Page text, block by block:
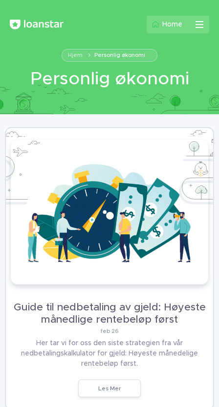
Home
Hjem Personlig økonomi
Personlig økonomi
Guide til nedbetaling av gjeld: Høyeste
månedlige rentebeløp først
feb 26
Her tar vi for oss den siste strategien fra vår
nedbetalingskalkulator for gjeld: Høyeste månedelige
rentebeløp først.
Les Mer